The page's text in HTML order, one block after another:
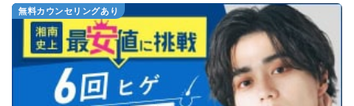
無料カウンセリングあり